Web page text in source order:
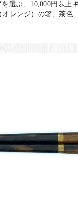
選ぶ、10,000円以上
レンジ）の箸、茶色